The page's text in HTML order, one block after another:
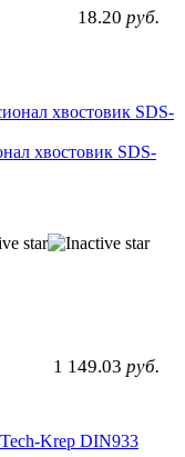
18.20 руб.
хвостовик SDS-
1 149.03 руб.